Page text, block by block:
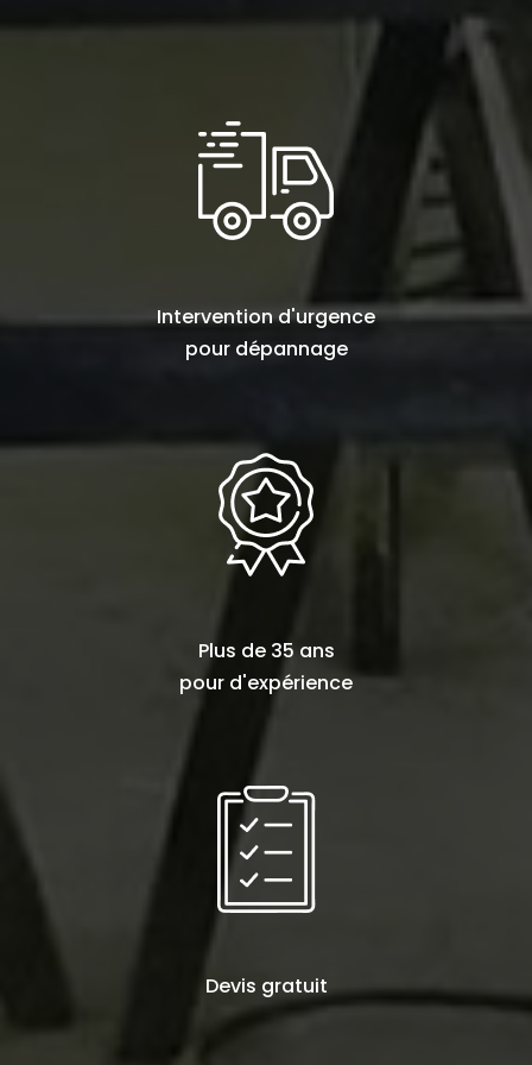
Intervention d'urgence
pour dépannage
Plus de 35 ans
pour d'expérience
Devis gratuit